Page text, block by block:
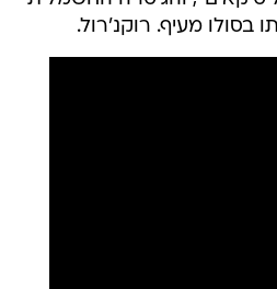
בסולו מעיף. רוקנ'רול.